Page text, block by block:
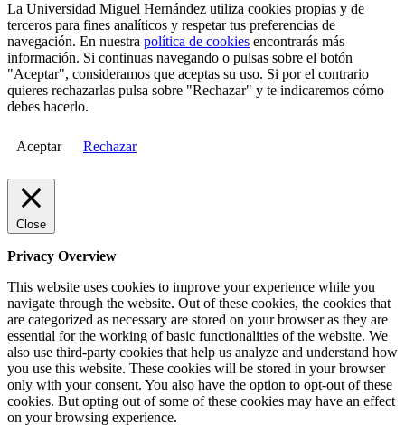
La Universidad Miguel Hernández utiliza cookies propias y de
terceros para fines analíticos y respetar tus preferencias de
navegación. En nuestra política de cookies encontrarás más
información. Si continuas navegando o pulsas sobre el botón
"Aceptar", consideramos que aceptas su uso. Si por el contrario
quieres rechazarlas pulsa sobre "Rechazar" y te indicaremos cómo
debes hacerlo.
Aceptar Rechazar
Close
Privacy Overview
This website uses cookies to improve your experience while you
navigate through the website. Out of these cookies, the cookies that
are categorized as necessary are stored on your browser as they are
essential for the working of basic functionalities of the website. We
also use third-party cookies that help us analyze and understand how
you use this website. These cookies will be stored in your browser
only with your consent. You also have the option to opt-out of these
cookies. But opting out of some of these cookies may have an effect
on your browsing experience.